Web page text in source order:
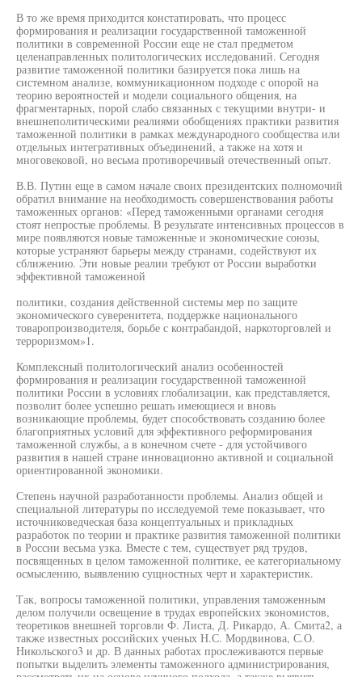
В то же время приходится констатировать, что процесс
формирования и реализации государственной таможенной
политики в современной России еще не стал предметом
целенаправленных политологических исследований. Сегодня
развитие таможенной политики базируется пока лишь на
системном анализе, коммуникационном подходе с опорой на
теорию вероятностей и модели социального общения, на
фрагментарных, порой слабо связанных с текущими внутри- и
внешнеполитическими реалиями обобщениях практики развития
таможенной политики в рамках международного сообщества или
отдельных интегративных объединений, а также на хотя и
многовековой, но весьма противоречивый отечественный опыт.
В.В. Путин еще в самом начале своих президентских полномочий
обратил внимание на необходимость совершенствования работы
таможенных органов: «Перед таможенными органами сегодня
стоят непростые проблемы. В результате интенсивных процессов в
мире появляются новые таможенные и экономические союзы,
которые устраняют барьеры между странами, содействуют их
сближению. Эти новые реалии требуют от России выработки
эффективной таможенной
политики, создания действенной системы мер по защите
экономического суверенитета, поддержке национального
товаропроизводителя, борьбе с контрабандой, наркоторговлей и
терроризмом»1.
Комплексный политологический анализ особенностей
формирования и реализации государственной таможенной
политики России в условиях глобализации, как представляется,
позволит более успешно решать имеющиеся и вновь
возникающие проблемы, будет способствовать созданию более
благоприятных условий для эффективного реформирования
таможенной службы, а в конечном счете - для устойчивого
развития в нашей стране инновационно активной и социальной
ориентированной экономики.
Степень научной разработанности проблемы. Анализ общей и
специальной литературы по исследуемой теме показывает, что
источниковедческая база концептуальных и прикладных
разработок по теории и практике развития таможенной политики
в России весьма узка. Вместе с тем, существует ряд трудов,
посвященных в целом таможенной политике, ее категориальному
осмыслению, выявлению сущностных черт и характеристик.
Так, вопросы таможенной политики, управления таможенным
делом получили освещение в трудах европейских экономистов,
теоретиков внешней торговли Ф. Листа, Д. Рикардо, А. Смита2, а
также известных российских ученых Н.С. Мордвинова, С.О.
Никольского3 и др. В данных работах прослеживаются первые
попытки выделить элементы таможенного администрирования,